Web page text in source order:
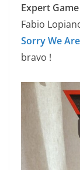
Expert
Fabio
Sorry We
bravo !